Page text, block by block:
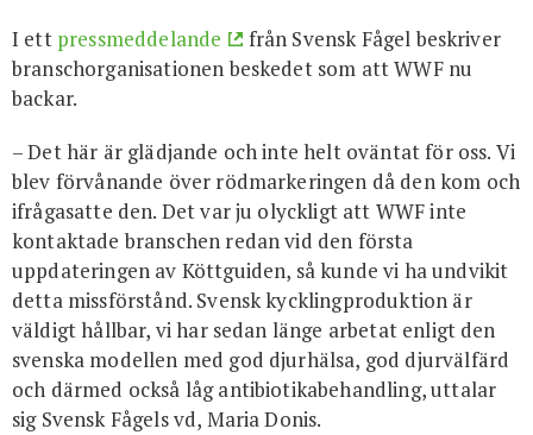
I ett pressmeddelande
från Svensk Fågel beskriver
branschorganisationen beskedet som att WWF nu
backar.
– Det här är glädjande och inte helt oväntat för oss. Vi
blev förvånande över rödmarkeringen då den kom och
ifrågasatte den. Det var ju olyckligt att WWF inte
kontaktade branschen redan vid den första
uppdateringen av Köttguiden, så kunde vi ha undvikit
detta missförstånd. Svensk kycklingproduktion är
väldigt hållbar, vi har sedan länge arbetat enligt den
svenska modellen med god djurhälsa, god djurvälfärd
och därmed också låg antibiotikabehandling, uttalar
sig Svensk Fågels vd, Maria Donis.